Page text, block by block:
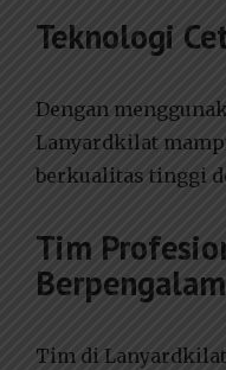
Teknologi
Dengan
Lanyardkilat
berkualitas tinggi
Tim
Tim di